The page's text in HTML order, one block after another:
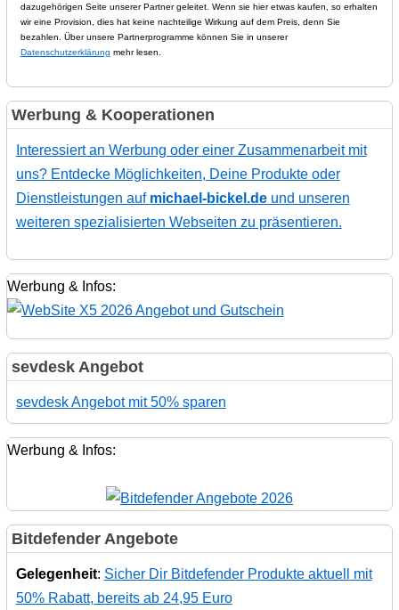
dazugehörigen Seite unserer Partner geleitet. Wenn sie hier etwas kaufen, so erhalten
wir eine Provision, dies hat keine nachteilige Wirkung auf dem Preis, denn Sie
bezahlen. Über unsere Partnerprogramme können Sie in unserer
Datenschutzerklärung mehr lesen.
Werbung & Kooperationen
Interessiert an Werbung oder einer Zusammenarbeit mit
uns? Entdecke Möglichkeiten, Deine Produkte oder
Dienstleistungen auf michael-bickel.deund unseren
weiteren spezialisierten Webseiten zu präsentieren.
Werbung & Infos:
sevdesk Angebot
sevdesk Angebot mit 50% sparen
Werbung & Infos:
Bitdefender Angebote
Gelegenheit: Sicher Dir Bitdefender Produkte aktuell mit
50% Rabatt, bereits ab 24,95 Euro